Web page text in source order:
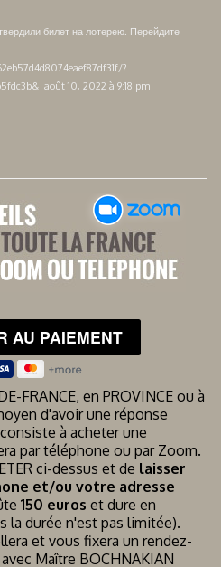
билет на лотерею. Перейдите
?
août 10, 2022 à 9:18 pm
FRANCE, en PROVINCE ou à
d'avoir une réponse
à acheter une
par téléphone ou par Zoom.
ci-dessus et de laisser
et/ou votre adresse
150 euros et dure en
la durée n'est pas limitée).
et vous fixera un rendez-
Maître BOCHNAKIAN